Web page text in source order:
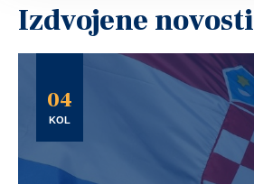
Izdvojene novosti
04
KOL